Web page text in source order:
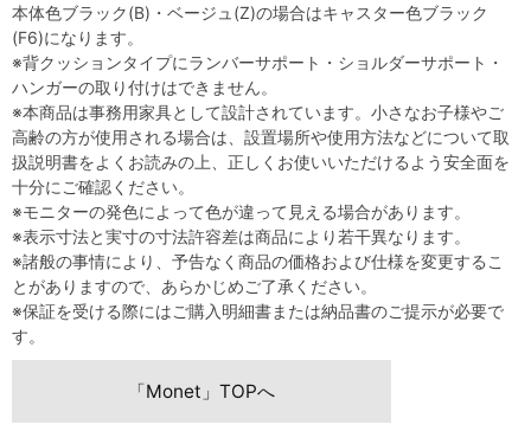
本体色ブラック(B)・ベージュ(Z)の場合はキャスター色ブラック
(F6)になります。
※背クッションタイプにランバーサポート・ショルダーサポート・
ハンガーの取り付けはできません。
※本商品は事務用家具として設計されています。小さなお子様やご
高齢の方が使用される場合は、設置場所や使用方法などについて取
扱説明書をよくお読みの上、正しくお使いいただけるよう安全面を
十分にご確認ください。
※モニターの発色によって色が違って見える場合があります。
※表示寸法と実寸の寸法許容差は商品により若干異なります。
※諸般の事情により、予告なく商品の価格および仕様を変更するこ
とがありますので、あらかじめご了承ください。
※保証を受ける際にはご購入明細書または納品書のご提示が必要で
す。
「Monet」TOPへ